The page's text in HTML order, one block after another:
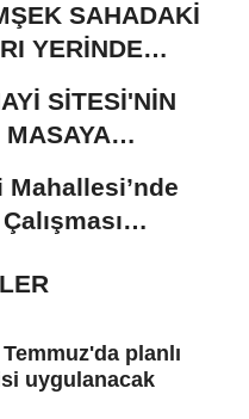
SAHADAKİ
YERİNDE
SİTESİ'NİN
planlı
uygulanacak